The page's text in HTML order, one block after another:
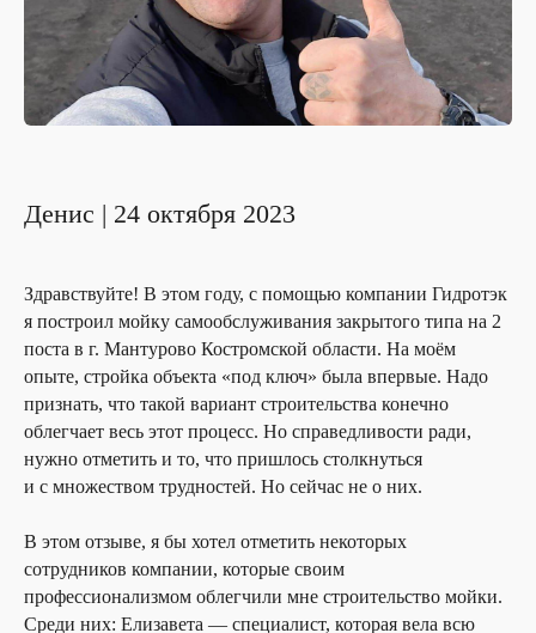
Денис | 24 октября 2023
Здравствуйте! В этом году, с помощью компании Гидротэк
я построил мойку самообслуживания закрытого типа на 2
поста в г. Мантурово Костромской области. На моём
опыте, стройка объекта «под ключ» была впервые. Надо
признать, что такой вариант строительства конечно
облегчает весь этот процесс. Но справедливости ради,
нужно отметить и то, что пришлось столкнуться
и с множеством трудностей. Но сейчас не о них.
В этом отзыве, я бы хотел отметить некоторых
сотрудников компании, которые своим
профессионализмом облегчили мне строительство мойки.
Среди них: Елизавета — специалист, которая вела всю